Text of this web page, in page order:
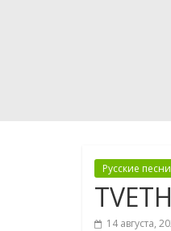
Русские песни
14 августа,